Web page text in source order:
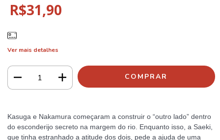
R$31,90
Ver mais detalhes
Kasuga e Nakamura começaram a construir o “outro lado” dentro
do esconderijo secreto na margem do rio. Enquanto isso, a Saeki,
que tinha estranhado a atitude dos dois, pede a ajuda de uma